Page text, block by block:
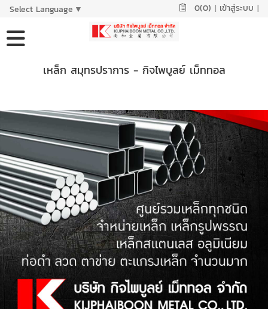
Select Language ▼ 0(0) | เข้าสู่ระบบ |
เหล็ก สมุทรปราการ - กิจไพบูลย์ เม็ททอล